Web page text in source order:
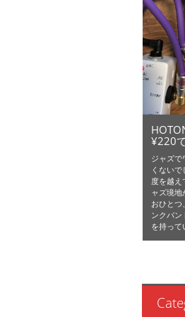
¥220
ジャズで
くない
度を越
ャズ境地
おひとつ
ンクバン
を持って